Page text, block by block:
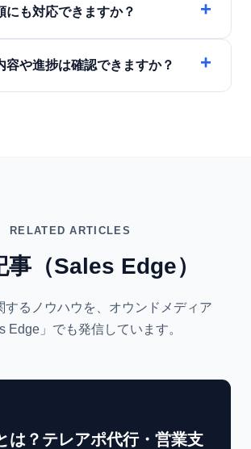
にも対応できますか？
容や進捗は確認できますか？
RELATED ARTICLES
事（Sales Edge）
するノウハウを、オウンドメディア
Edge」でも発信しています。
は？テレアポ代行・営業支